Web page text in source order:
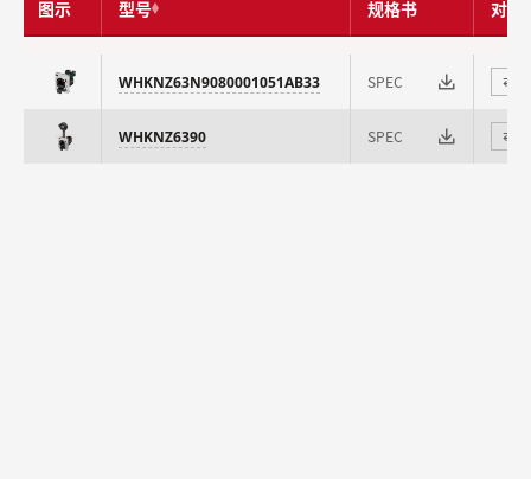
图示 型号 规格书 对比
WHKNZ63N9080001051AB33 SPEC ⇄
WHKNZ6390 SPEC ⇄